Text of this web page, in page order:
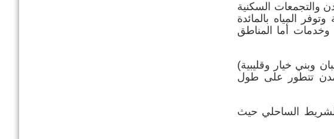
والتجمعات السكنية
المياه بالمائدة
أما المناطق
وبني خيار وقليبية)
تتطور على طول
الساحلي حيث